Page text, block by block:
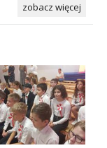
zobacz więcej